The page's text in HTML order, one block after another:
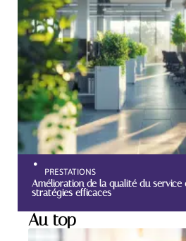
PRESTATIONS
Amélioration de la qualité du
stratégies efficaces
Au top